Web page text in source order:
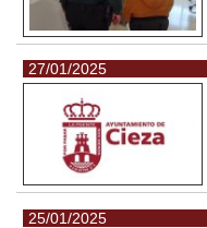
27/01/2025
25/01/2025